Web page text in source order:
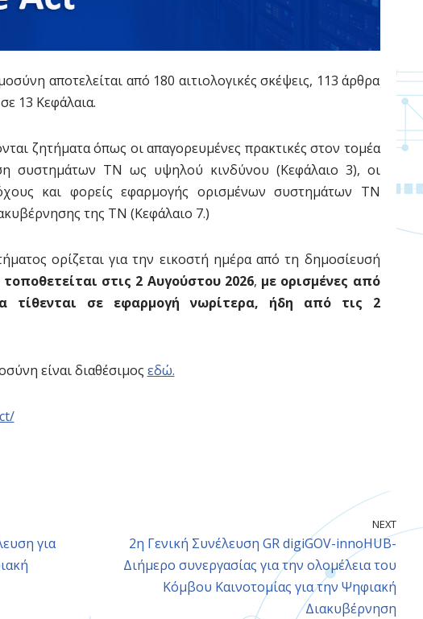
αποτελείται από 180 αιτιολογικές σκέψεις, 113 άρθρα
13 Κεφάλαια.
ζητήματα όπως οι απαγορευμένες πρακτικές στον τομέα
συστημάτων ΤΝ ως υψηλού κινδύνου (Κεφάλαιο 3), οι
και φορείς εφαρμογής ορισμένων συστημάτων ΤΝ
της ΤΝ (Κεφάλαιο 7.)
ορίζεται για την εικοστή ημέρα από τη δημοσίευσή
στις 2 Αυγούστου 2026, με ορισμένες από
τίθενται σε εφαρμογή νωρίτερα, ήδη από τις 2
είναι διαθέσιμος εδώ.
για
NEXT
2η Γενική Συνέλευση GR digiGOV-innoHUB-
Διήμερο συνεργασίας για την ολομέλεια του
Κόμβου Καινοτομίας για την Ψηφιακή
Διακυβέρνηση